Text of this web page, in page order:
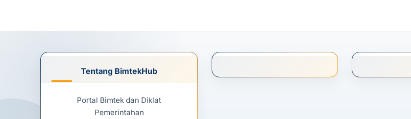
Tentang BimtekHub
Portal Bimtek dan Diklat
Pemerintahan